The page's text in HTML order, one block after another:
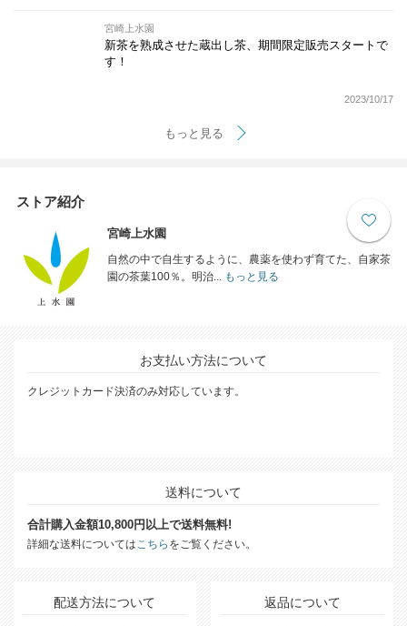
宮崎上水園
新茶を熟成させた蔵出し茶、期間限定販売スタートで
す！
2023/10/17
もっと見る
ストア紹介
宮崎上水園
自然の中で自生するように、農薬を使わず育てた、自家茶
園の茶葉100％。明治...もっと見る
お支払い方法について
クレジットカード決済のみ対応しています。
送料について
合計購入金額10,800円以上で送料無料!
詳細な送料についてはこちら をご覧ください。
配送方法について 返品について